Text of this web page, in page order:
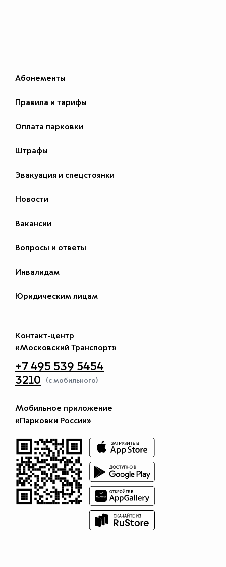
Абонементы
Правила и тарифы
Оплата парковки
Штрафы
Эвакуация и спецстоянки
Новости
Вакансии
Вопросы и ответы
Инвалидам
Юридическим лицам
Контакт-центр
«Московский Транспорт»
+7 495 539 5454
3210
(с мобильного)
Мобильное приложение
«Парковки России»